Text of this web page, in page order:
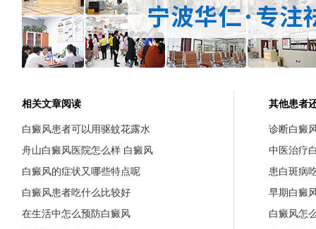
相关文章阅读
白癜风患者可以用驱蚊花露水
舟山白癜风医院怎么样 白癜风
白癜风的症状又哪些特点呢
白癜风患者吃什么比较好
在生活中怎么预防白癜风
其他患者
诊断白癜
中医治疗
患白斑病
早期白癜
白癜风怎